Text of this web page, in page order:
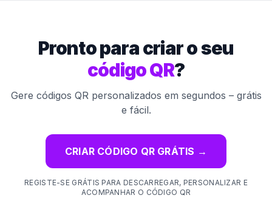
Pronto para criar o seu
código QR?
Gere códigos QR personalizados em segundos – grátis
e fácil.
CRIAR CÓDIGO QR GRÁTIS →
REGISTE-SE GRÁTIS PARA DESCARREGAR, PERSONALIZAR E
ACOMPANHAR O CÓDIGO QR